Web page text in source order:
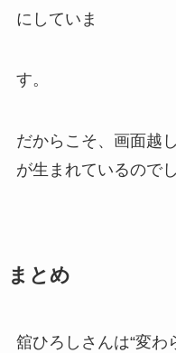
にしていま
す。
だからこそ、画面越
が生まれているのでし
まとめ
舘ひろしさんは“変わ